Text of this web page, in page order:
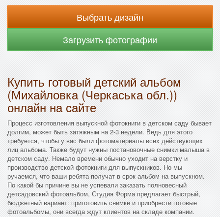
Выбрать дизайн
Загрузить фотографии
Купить готовый детский альбом
(Михайловка (Черкаська обл.))
онлайн на сайте
Процесс изготовления выпускной фотокниги в детском саду бывает
долгим, может быть затяжным на 2-3 недели. Ведь для этого
требуется, чтобы у вас были фотоматериалы всех действующих
лиц альбома. Также будут нужны постановочные снимки малыша в
детском саду. Немало времени обычно уходит на верстку и
производство детской фотокниги для выпускников. Но мы
ручаемся, что ваши ребята получат в срок альбом на выпускном.
По какой бы причине вы не успевали заказать полновесный
детсадовский фотоальбом, Студия Форма предлагает быстрый,
бюджетный вариант: приготовить снимки и приобрести готовые
фотоальбомы, они всегда ждут клиентов на складе компании.